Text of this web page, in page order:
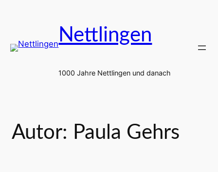
Nettlingen
1000 Jahre Nettlingen und danach
Autor: Paula Gehrs